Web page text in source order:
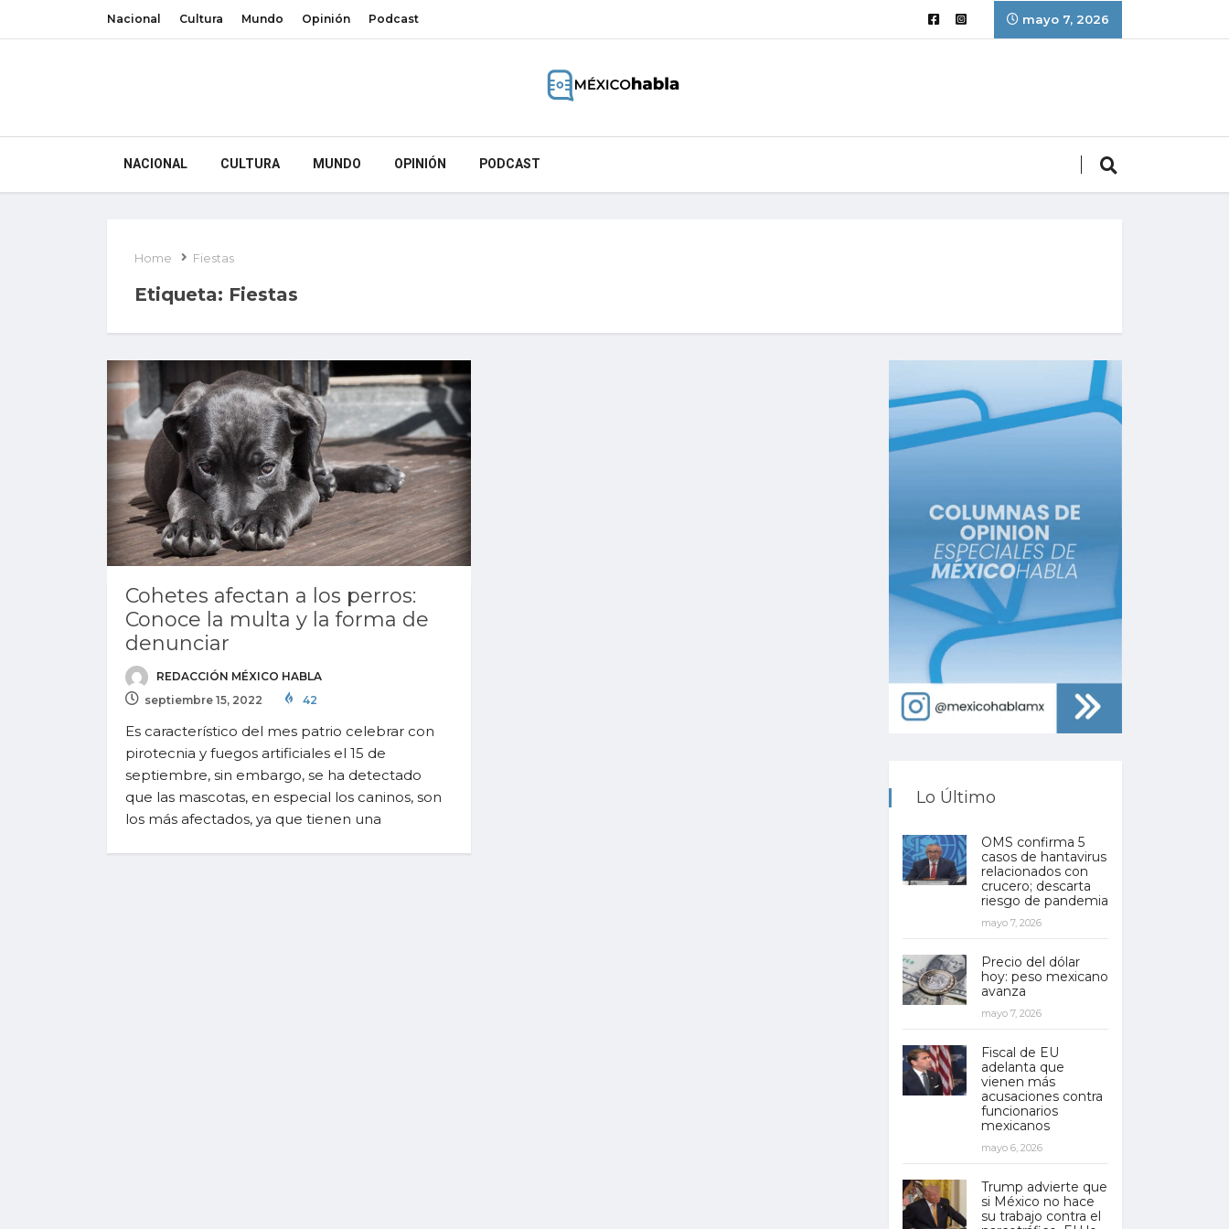
Nacional Cultura Mundo Opinión Podcast mayo 7, 2026
NACIONAL CULTURA MUNDO OPINIÓN PODCAST
Home Fiestas
Etiqueta: Fiestas
Cohetes afectan a los perros:
Conoce la multa y la forma de
denunciar
REDACCIÓN MÉXICO HABLA
septiembre 15, 2022
42
Es característico del mes patrio celebrar con
pirotecnia y fuegos artificiales el 15 de
septiembre, sin embargo, se ha detectado
que las mascotas, en especial los caninos, son
los más afectados, ya que tienen una
Lo Último
OMS confirma 5
casos de hantavirus
relacionados con
crucero; descarta
riesgo de pandemia
mayo 7, 2026
Precio del dólar
hoy: peso mexicano
avanza
mayo 7, 2026
Fiscal de EU
adelanta que
vienen más
acusaciones contra
funcionarios
mexicanos
mayo 6, 2026
Trump advierte que
si México no hace
su trabajo contra el